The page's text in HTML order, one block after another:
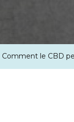
Comment le CBD